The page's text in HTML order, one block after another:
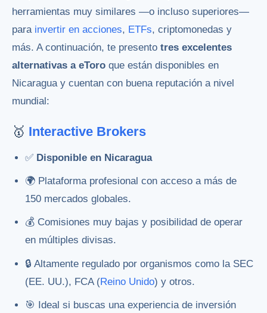
herramientas muy similares —o incluso superiores—
para invertir en acciones, ETFs, criptomonedas y
más. A continuación, te presento tres excelentes
alternativas a eToro que están disponibles en
Nicaragua y cuentan con buena reputación a nivel
mundial:
🥇 Interactive Brokers
✅ Disponible en Nicaragua
🌍 Plataforma profesional con acceso a más de
150 mercados globales.
💰 Comisiones muy bajas y posibilidad de operar
en múltiples divisas.
🔒 Altamente regulado por organismos como la SEC
(EE. UU.), FCA (Reino Unido) y otros.
🎯 Ideal si buscas una experiencia de inversión